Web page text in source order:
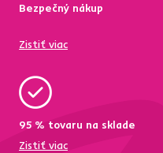
Bezpečný nákup
Zistiť viac
95 % tovaru na sklade
Zistiť viac